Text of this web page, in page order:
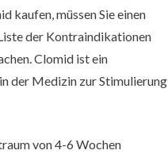
kaufen, müssen Sie einen
der Kontraindikationen
Clomid ist ein
der Medizin zur Stimulierung
von 4-6 Wochen